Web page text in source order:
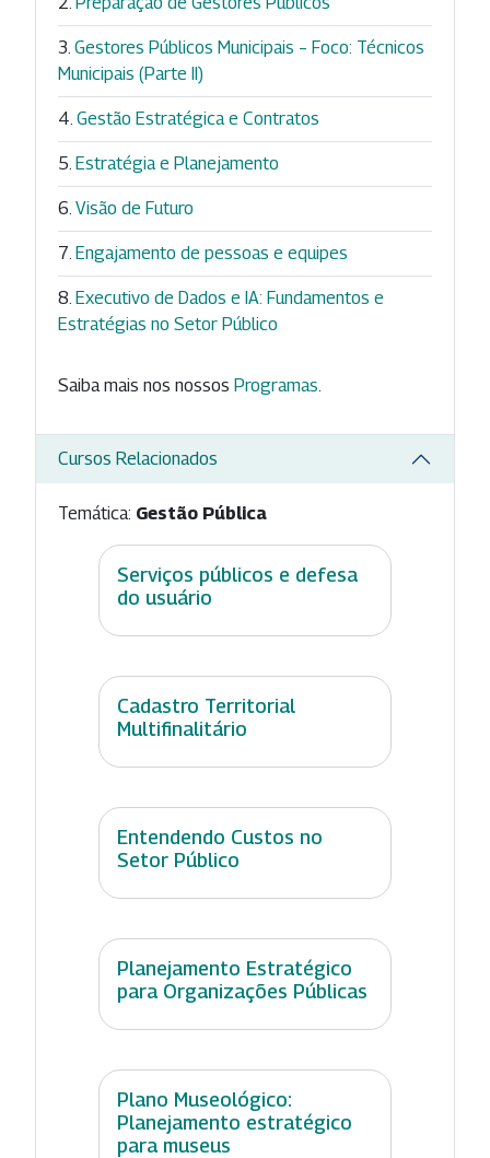
Gestores Públicos Municipais – Foco: Técnicos
Municipais (Parte II)
Gestão Estratégica e Contratos
Estratégia e Planejamento
Visão de Futuro
Engajamento de pessoas e equipes
Executivo de Dados e IA: Fundamentos e
Estratégias no Setor Público
Saiba mais nos nossos Programas
Cursos Relacionados
Temática: Gestão Pública
Serviços públicos e defesa
do usuário
Cadastro Territorial
Multifinalitário
Entendendo Custos no
Setor Público
Planejamento Estratégico
para Organizações Públicas
Plano Museológico:
Planejamento estratégico
para museus